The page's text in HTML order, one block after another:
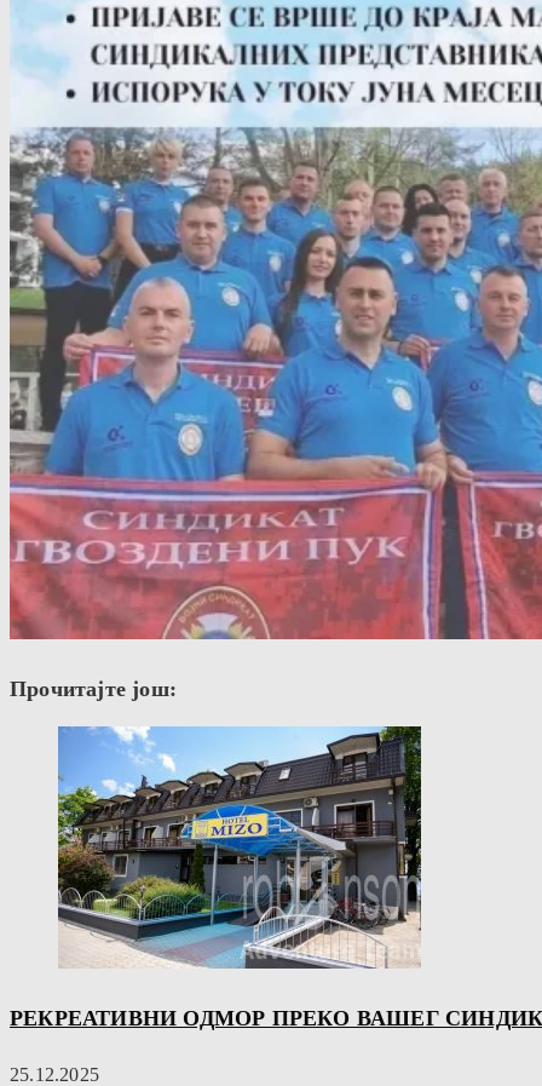
Прочитајте још:
РЕКРЕАТИВНИ ОДМОР ПРЕКО ВАШЕГ
25.12.2025